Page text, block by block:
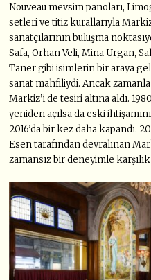
Nouveau mevsim panoları,
setleri ve titiz kurallarıyla
sanatçılarının buluşma
Safa, Orhan Veli, Mina Urgan,
Taner gibi isimlerin bir araya
sanat mahfiliydi. Ancak
Markiz’i de tesiri altına aldı.
yeniden açılsa da eski
2016’da bir kez daha kapandı.
Esen tarafından devralınan
zamansız bir deneyimle